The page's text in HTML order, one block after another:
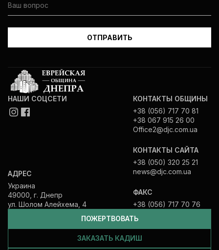
ПОЖЕРТВОВАТЬ
ЗАКАЗАТЬ КАДИШ
НАШИ СОЦСЕТИ
АДРЕС
Украина
49000, г. Днепр
ул. Шолом Алейхема, 4
КОНТАКТЫ ОБЩИНЫ
+38 (056) 717 70 81
+38 067 915 26 00
Office2@djc.com.ua
КОНТАКТЫ САЙТА
+38 (050) 320 25 21
news@djc.com.ua
ФАКС
+38 (056) 717 70 76